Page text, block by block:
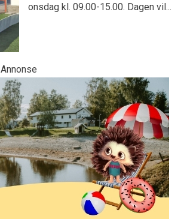
onsdag kl. 09.00-15.00. Dagen vil...
Annonse